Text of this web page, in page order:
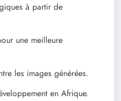
à partir de
une meilleure
les images générées.
en Afrique.